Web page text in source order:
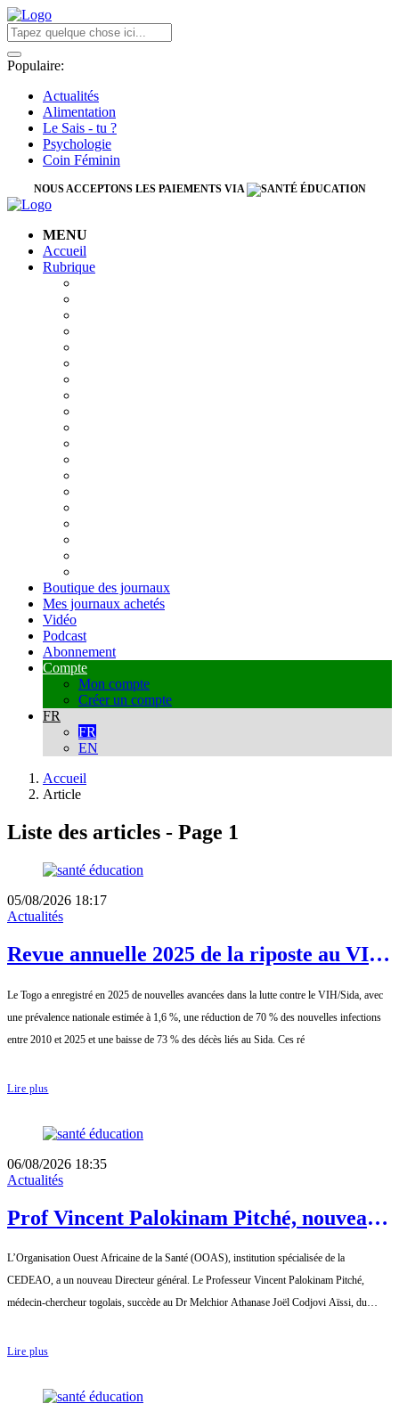
Populaire:
Actualités
Alimentation
Le Sais - tu ?
Psychologie
Coin Féminin
NOUS ACCEPTONS LES PAIEMENTS VIA
MENU
Accueil
Rubrique
Boutique des journaux
Mes journaux achetés
Vidéo
Podcast
Abonnement
Compte
Mon compte
Créer un compte
FR
FR
EN
Accueil
Article
Liste des articles - Page 1
05/08/2026 18:17
Actualités
Revue annuelle 2025 de la riposte au VIH
des ressources
Le Togo a enregistré en 2025 de nouvelles avancées dans la lutte contre le VIH/Sida, avec
une prévalence nationale estimée à 1,6 %, une réduction de 70 % des nouvelles infections
entre 2010 et 2025 et une baisse de 73 % des décès liés au Sida. Ces ré
Lire plus
06/08/2026 18:35
Actualités
Prof Vincent Palokinam Pitché, nouveau
L’Organisation Ouest Africaine de la Santé (OOAS), institution spécialisée de la
CEDEAO, a un nouveau Directeur général. Le Professeur Vincent Palokinam Pitché,
médecin-chercheur togolais, succède au Dr Melchior Athanase Joël Codjovi Aïssi, du
Lire plus